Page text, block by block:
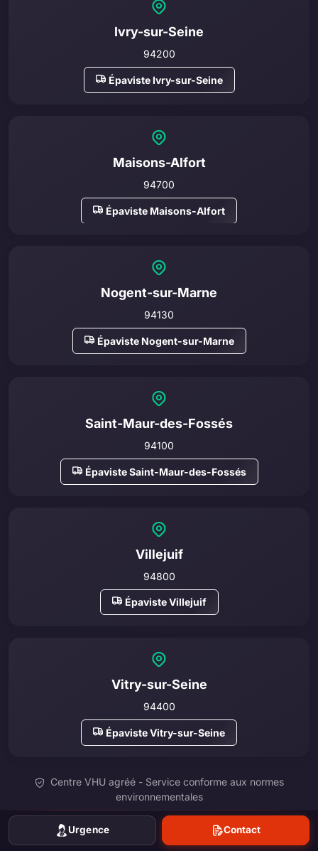
Ivry-sur-Seine
94200
Épaviste Ivry-sur-Seine
Maisons-Alfort
94700
Épaviste Maisons-Alfort
Nogent-sur-Marne
94130
Épaviste Nogent-sur-Marne
Saint-Maur-des-Fossés
94100
Épaviste Saint-Maur-des-Fossés
Villejuif
94800
Épaviste Villejuif
Vitry-sur-Seine
94400
Épaviste Vitry-sur-Seine
Centre VHU agréé - Service conforme aux normes
environnementales
Urgence Contact